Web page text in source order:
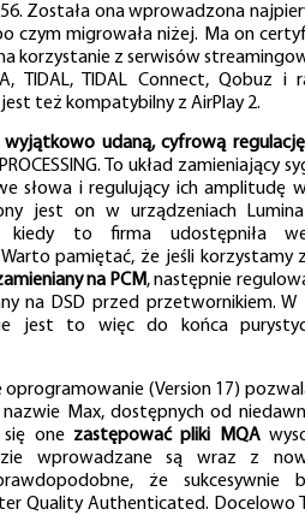
Została ona wprowadzona
czym migrowała niżej. Ma on
korzystanie z serwisów
TIDAL, TIDAL Connect, Qobuz i
też kompatybilny z AirPlay 2.
wyjątkowo udaną, cyfrową regulację
To układ zamieniający
słowa i regulujący ich amplitudę
jest on w urządzeniach
kiedy to firma udostępniła
pamiętać, że jeśli korzystamy
na PCM, następnie
na DSD przed przetwornikiem. W
jest to więc do końca
oprogramowanie (Version 17)
Max, dostępnych od
się one zastępować pliki MQA
wprowadzane są wraz z
że sukcesywnie
Quality Authenticated. Docelowo